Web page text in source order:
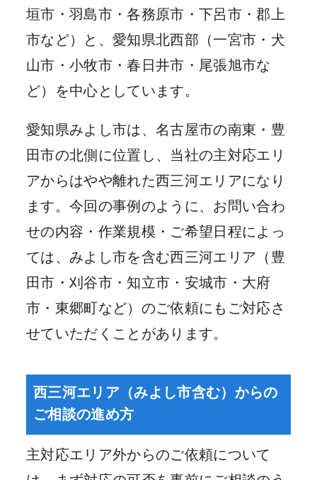
垣市・羽島市・各務原市・下呂市・郡上
市など）と、愛知県北西部（一宮市・犬
山市・小牧市・春日井市・尾張旭市な
ど）を中心としています。
愛知県みよし市は、名古屋市の南東・豊
田市の北側に位置し、当社の主対応エリ
アからはやや離れた西三河エリアになり
ます。今回の事例のように、お問い合わ
せの内容・作業規模・ご希望日程によっ
ては、みよし市を含む西三河エリア（豊
田市・刈谷市・知立市・安城市・大府
市・東郷町など）のご依頼にもご対応さ
せていただくことがあります。
西三河エリア（みよし市含む）からの
ご相談の進め方
主対応エリア外からのご依頼について